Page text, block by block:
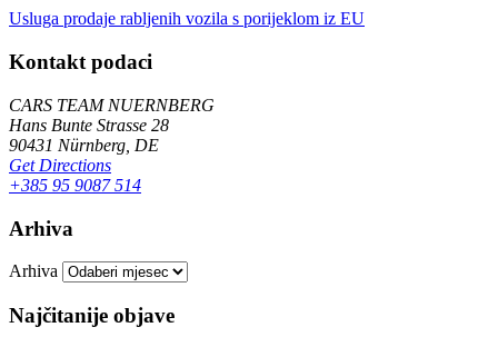
Usluga prodaje rabljenih vozila s porijeklom iz EU
Kontakt podaci
CARS TEAM NUERNBERG
Hans Bunte Strasse 28
90431 Nürnberg, DE
Get Directions
+385 95 9087 514
Arhiva
Arhiva
Najčitanije objave